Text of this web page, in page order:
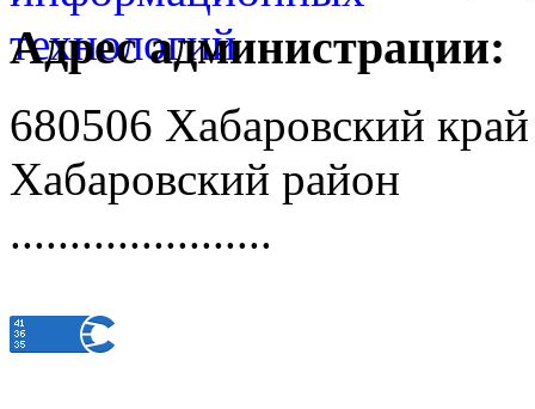
Адрес администрации:
680506 Хабаровский край
Хабаровский район
......................